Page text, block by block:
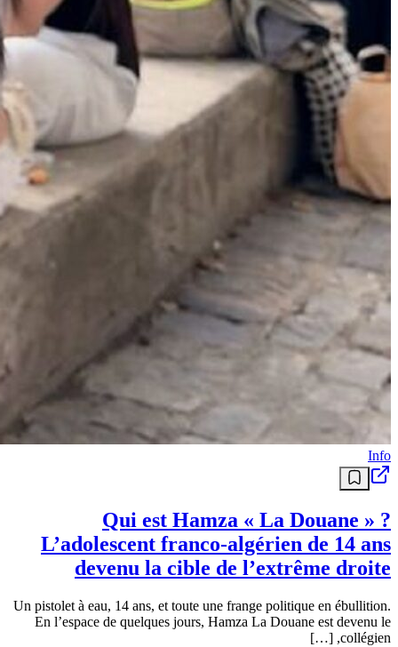
Info
Qui est Hamza « La Douane » ?
L’adolescent franco-algérien de 14 ans
devenu la cible de l’extrême droite
Un pistolet à eau, 14 ans, et toute une frange politique en ébullition.
En l’espace de quelques jours, Hamza La Douane est devenu le
collégien, […]